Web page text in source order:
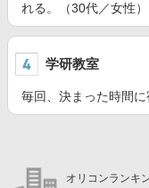
れる。（30代／女性）
学研教室
毎回、決まった時間に
オリコンランキ